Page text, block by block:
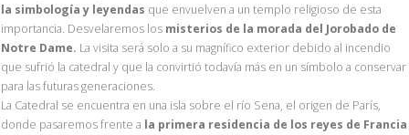
la simbología y leyendas que envuelven a un templo religioso de esta
importancia. Desvelaremos los misterios de la morada del Jorobado de
Notre Dame. La visita será solo a su magnífico exterior debido al incendio
que sufrió la catedral y que la convirtió todavía más en un símbolo a conservar
para las futuras generaciones.
La Catedral se encuentra en una isla sobre el río Sena, el origen de París,
donde pasaremos frente a la primera residencia de los reyes de Francia